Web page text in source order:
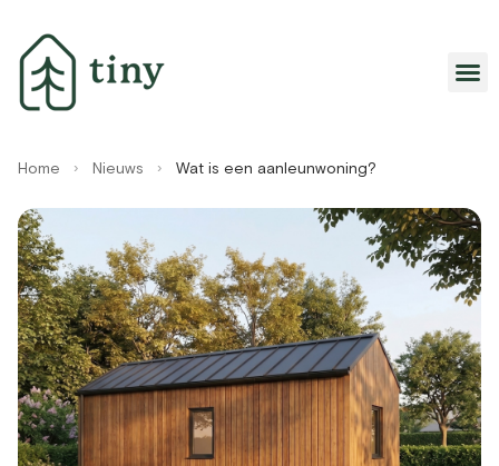
Home › Nieuws › Wat is een aanleunwoning?